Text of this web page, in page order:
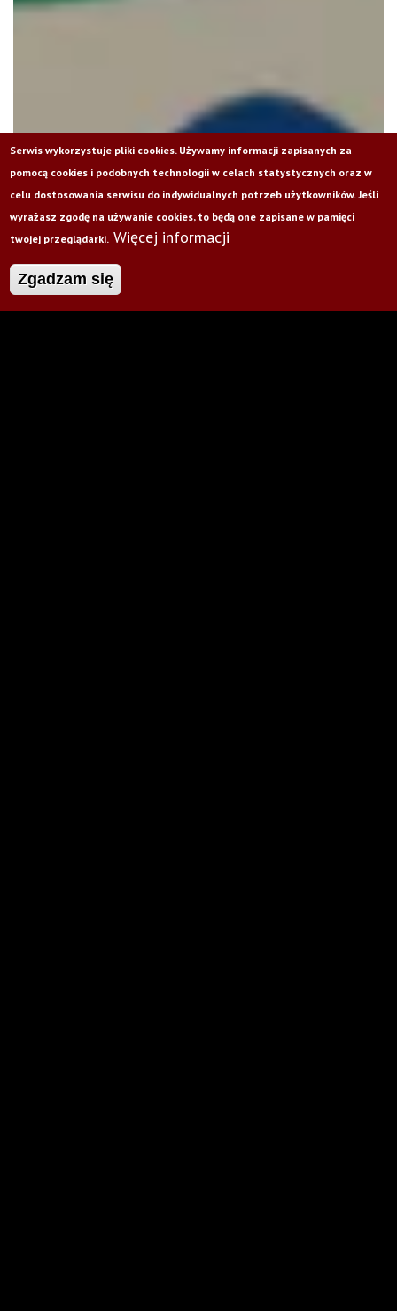
Serwis wykorzystuje pliki cookies. Używamy informacji zapisanych za
pomocą cookies i podobnych technologii w celach statystycznych oraz w
celu dostosowania serwisu do indywidualnych potrzeb użytkowników. Jeśli
wyrażasz zgodę na używanie cookies, to będą one zapisane w pamięci
twojej przeglądarki. Więcej informacji
Zgadzam się